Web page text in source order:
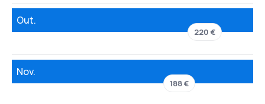
Out.
220 €
Nov.
188 €